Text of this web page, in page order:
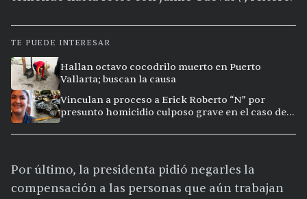
TE PUEDE INTERESAR
Hallan octavo cocodrilo muerto en Puerto
Vallarta; buscan la causa
Vinculan a proceso a Erick Roberto “N” por
presunto homicidio culposo grave en el caso de
Por último, la presidenta pidió negarles la
compensación a las personas que aún trabajan